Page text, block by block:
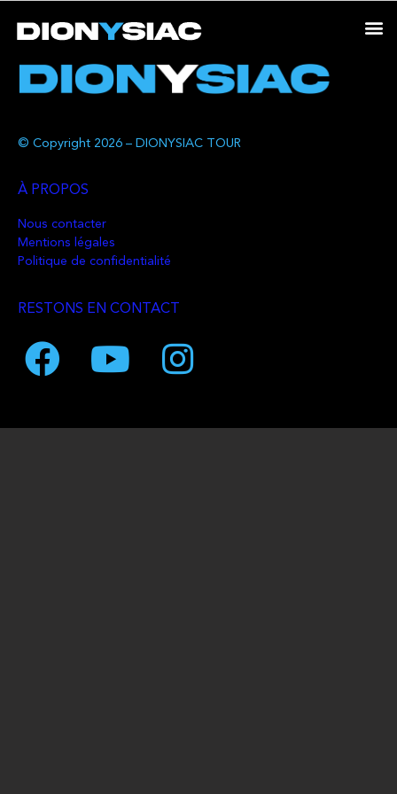
© Copyright 2026 – DIONYSIAC TOUR
À PROPOS
Nous contacter
Mentions légales
Politique de confidentialité
RESTONS EN CONTACT